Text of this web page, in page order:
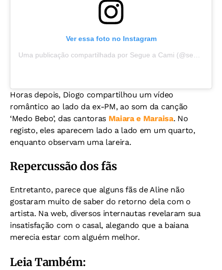
Ver essa foto no Instagram
Uma publicação compartilhada por Segue a Cami (@segueacami)
Horas depois, Diogo compartilhou um vídeo
romântico ao lado da ex-PM, ao som da canção
‘Medo Bebo’, das cantoras Maiara e Maraisa. No
registo, eles aparecem lado a lado em um quarto,
enquanto observam uma lareira.
Repercussão dos fãs
Entretanto, parece que alguns fãs de Aline não
gostaram muito de saber do retorno dela com o
artista. Na web, diversos internautas revelaram sua
insatisfação com o casal, alegando que a baiana
merecia estar com alguém melhor.
Leia Também: